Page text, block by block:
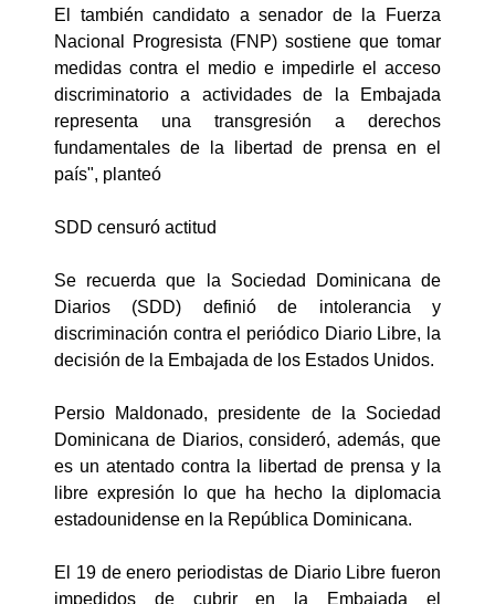
El también candidato a senador de la Fuerza
Nacional Progresista (FNP) sostiene que tomar
medidas contra el medio e impedirle el acceso
discriminatorio a actividades de la Embajada
representa una transgresión a derechos
fundamentales de la libertad de prensa en el
país", planteó
SDD censuró actitud
Se recuerda que la Sociedad Dominicana de
Diarios (SDD) definió de intolerancia y
discriminación contra el periódico Diario Libre, la
decisión de la Embajada de los Estados Unidos.
Persio Maldonado, presidente de la Sociedad
Dominicana de Diarios, consideró, además, que
es un atentado contra la libertad de prensa y la
libre expresión lo que ha hecho la diplomacia
estadounidense en la República Dominicana.
El 19 de enero periodistas de Diario Libre fueron
impedidos de cubrir en la Embajada el